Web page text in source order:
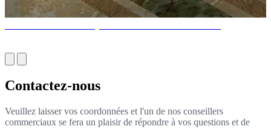
Contactez-nous
Veuillez laisser vos coordonnées et l'un de nos conseillers
commerciaux se fera un plaisir de répondre à vos questions et de